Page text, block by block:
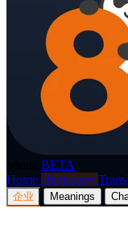
BETA
Home Dictionary
企业 Meanings